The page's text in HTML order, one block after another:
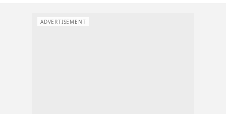
ADVERTISEMENT